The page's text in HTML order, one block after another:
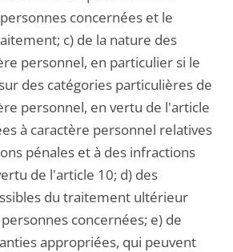
concernées et le
c) de la nature des
personnel, en particulier si le
des catégories particulières de
personnel, en vertu de l'article
à caractère personnel relatives
pénales et à des infractions
de l'article 10; d) des
du traitement ultérieur
concernées; e) de
appropriées, qui peuvent